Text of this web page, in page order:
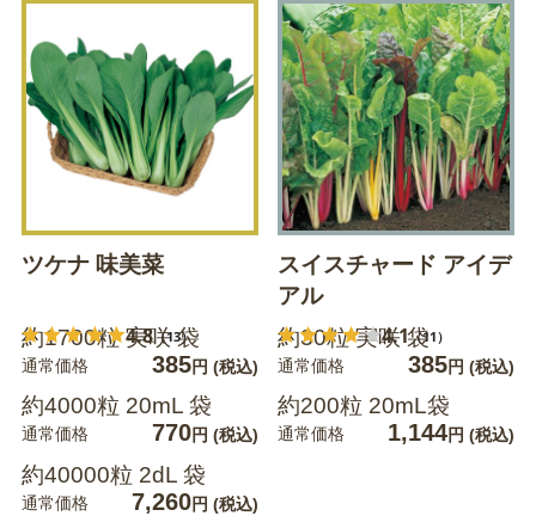
ツケナ 味美菜
4.8（13）
約1700粒 実咲 袋
通常価格 385円 (税込)
約4000粒 20mL 袋
通常価格 770円 (税込)
約40000粒 2dL 袋
通常価格 7,260円 (税込)
スイスチャード アイデ
アル
4.1（11）
約30粒 実咲 袋
通常価格 385円 (税込)
約200粒 20mL袋
通常価格 1,144円 (税込)